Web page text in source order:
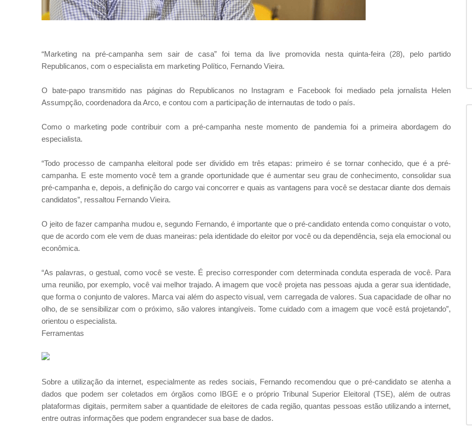
“Marketing na pré-campanha sem sair de casa” foi tema da live promovida nesta quinta-feira (28), pelo partido
Republicanos, com o especialista em marketing Político, Fernando Vieira.
O bate-papo transmitido nas páginas do Republicanos no Instagram e Facebook foi mediado pela jornalista Helen
Assumpção, coordenadora da Arco, e contou com a participação de internautas de todo o país.
Como o marketing pode contribuir com a pré-campanha neste momento de pandemia foi a primeira abordagem do
especialista.
“Todo processo de campanha eleitoral pode ser dividido em três etapas: primeiro é se tornar conhecido, que é a pré-
campanha. E este momento você tem a grande oportunidade que é aumentar seu grau de conhecimento, consolidar sua
pré-campanha e, depois, a definição do cargo vai concorrer e quais as vantagens para você se destacar diante dos demais
candidatos”, ressaltou Fernando Vieira.
O jeito de fazer campanha mudou e, segundo Fernando, é importante que o pré-candidato entenda como conquistar o voto,
que de acordo com ele vem de duas maneiras: pela identidade do eleitor por você ou da dependência, seja ela emocional ou
econômica.
“As palavras, o gestual, como você se veste. É preciso corresponder com determinada conduta esperada de você. Para
uma reunião, por exemplo, você vai melhor trajado. A imagem que você projeta nas pessoas ajuda a gerar sua identidade,
que forma o conjunto de valores. Marca vai além do aspecto visual, vem carregada de valores. Sua capacidade de olhar no
olho, de se sensibilizar com o próximo, são valores intangíveis. Tome cuidado com a imagem que você está projetando”,
orientou o especialista.
Ferramentas
Sobre a utilização da internet, especialmente as redes sociais, Fernando recomendou que o pré-candidato se atenha a
dados que podem ser coletados em órgãos como IBGE e o próprio Tribunal Superior Eleitoral (TSE), além de outras
plataformas digitais, permitem saber a quantidade de eleitores de cada região, quantas pessoas estão utilizando a internet,
entre outras informações que podem engrandecer sua base de dados.